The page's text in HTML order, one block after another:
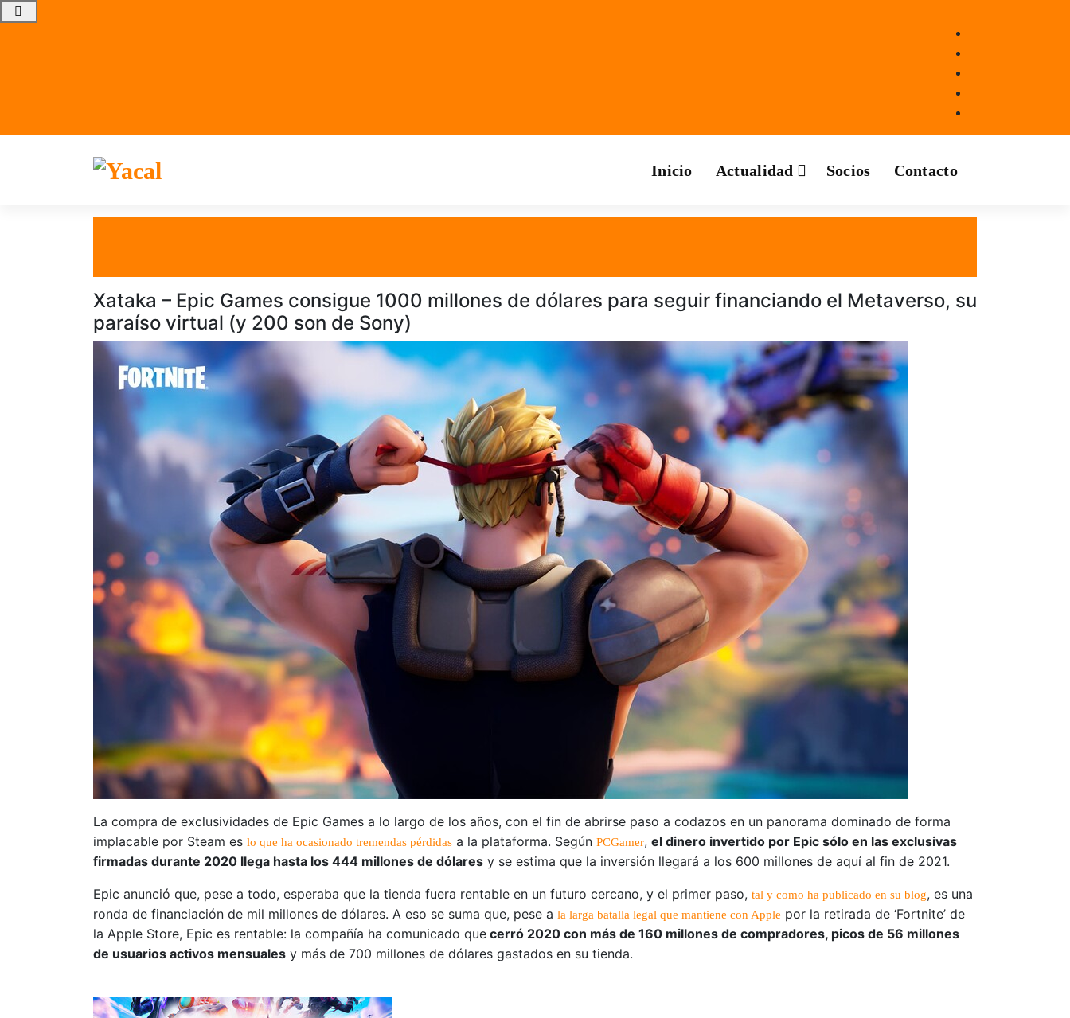
Inicio Actualidad Socios Contacto
Xataka – Epic Games consigue 1000 millones de dólares para seguir financiando el Metaverso, su
paraíso virtual (y 200 son de Sony)
La compra de exclusividades de Epic Games a lo largo de los años, con el fin de abrirse paso a codazos en un panorama dominado de forma
implacable por Steam es lo que ha ocasionado tremendas pérdidas a la plataforma. Según PCGamer, el dinero invertido por Epic sólo en las exclusivas
firmadas durante 2020 llega hasta los 444 millones de dólares y se estima que la inversión llegará a los 600 millones de aquí al fin de 2021.
Epic anunció que, pese a todo, esperaba que la tienda fuera rentable en un futuro cercano, y el primer paso, tal y como ha publicado en su blog, es una
ronda de financiación de mil millones de dólares. A eso se suma que, pese a la larga batalla legal que mantiene con Apple por la retirada de ‘Fortnite’ de
la Apple Store, Epic es rentable: la compañía ha comunicado que cerró 2020 con más de 160 millones de compradores, picos de 56 millones
de usuarios activos mensuales y más de 700 millones de dólares gastados en su tienda.